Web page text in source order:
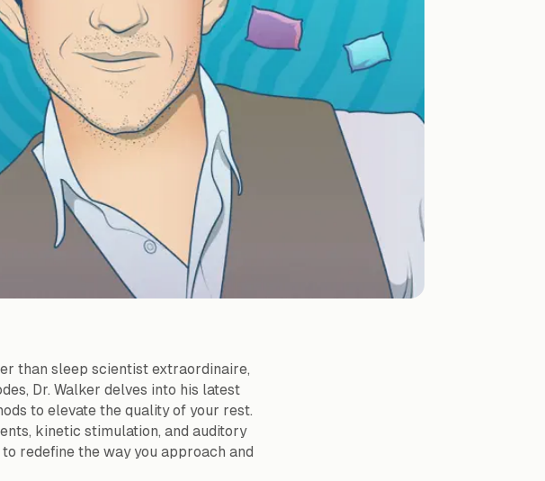
than sleep scientist extraordinaire,
Dr. Walker delves into his latest
to elevate the quality of your rest.
kinetic stimulation, and auditory
redefine the way you approach and